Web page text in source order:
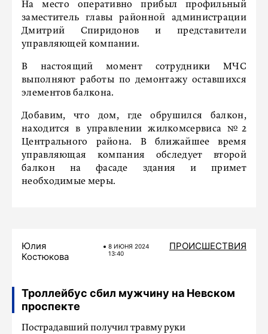
На место оперативно прибыл профильный
заместитель главы районной администрации
Дмитрий Спиридонов и представители
управляющей компании.
В настоящий момент сотрудники МЧС
выполняют работы по демонтажу оставшихся
элементов балкона.
Добавим, что дом, где обрушился балкон,
находится в управлении жилкомсервиса №2
Центрального района. В ближайшее время
управляющая компания обследует второй
балкон на фасаде здания и примет
необходимые меры.
Юлия
Костюкова
8 ИЮНЯ 2024
13:40
ПРОИСШЕСТВИЯ
Троллейбус сбил мужчину на Невском
проспекте
Пострадавший получил травму руки